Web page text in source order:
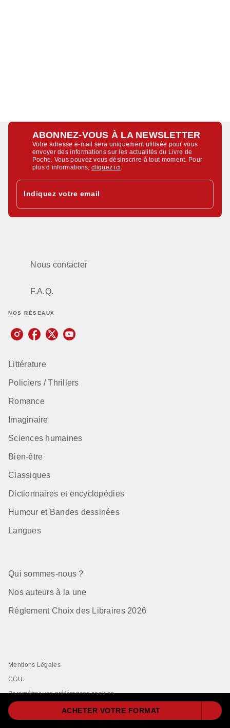
ACHETER VOTRE FORMAT
ABONNEZ-VOUS À LA NEWSLETTER
Votre adresse e-mail sera uniquement utilisée pour vous
envoyer des informations sur les actualités du Livre de
Poche. Vous pouvez vous désinscrire à tout moment. Pour
plus d’informations,cliquez ici
Indiquez votre email
Nous contacter
F.A.Q.
NOS RÉSEAUX
Littérature
Policiers / Thrillers
Romance
Imaginaire
Sciences humaines
Bien-être
Classiques
Dictionnaires et encyclopédies
Humour et Bandes dessinées
Langues
Qui sommes-nous ?
Nos auteurs à la une
Règlement Choix des Libraires 2026
Mentions Légales
CGU
Paramétrer vos préférences cookies
Données Personnelles
Charte de Référencement